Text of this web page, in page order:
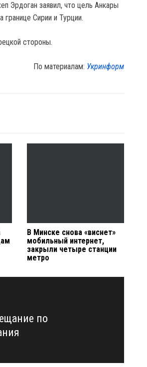
Эрдоган заявил, что цель Анкары
границе Сирии и Турции.
стороны.
По материалам: Укринформ
В Минске снова «виснет»
мобильный интернет,
закрыли четыре станции
метро
по